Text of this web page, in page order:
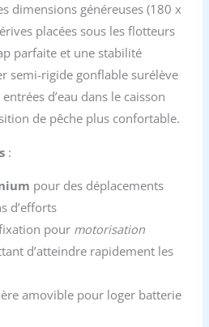
dimensions généreuses (180 x
placées sous les flotteurs
parfaite et une stabilité
semi-rigide gonflable surélève
d’eau dans le caisson
de pêche plus confortable.
:
pour des déplacements
d’efforts
pour motorisation
d’atteindre rapidement les
amovible pour loger batterie